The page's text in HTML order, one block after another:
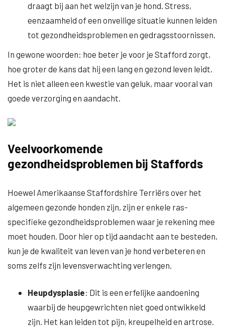
draagt bij aan het welzijn van je hond. Stress,
eenzaamheid of een onveilige situatie kunnen leiden
tot gezondheidsproblemen en gedragsstoornissen.
In gewone woorden: hoe beter je voor je Stafford zorgt,
hoe groter de kans dat hij een lang en gezond leven leidt.
Het is niet alleen een kwestie van geluk, maar vooral van
goede verzorging en aandacht.
Veelvoorkomende
gezondheidsproblemen bij Staffords
Hoewel Amerikaanse Staffordshire Terriërs over het
algemeen gezonde honden zijn, zijn er enkele ras-
specifieke gezondheidsproblemen waar je rekening mee
moet houden. Door hier op tijd aandacht aan te besteden,
kun je de kwaliteit van leven van je hond verbeteren en
soms zelfs zijn levensverwachting verlengen.
Heupdysplasie: Dit is een erfelijke aandoening
waarbij de heupgewrichten niet goed ontwikkeld
zijn. Het kan leiden tot pijn, kreupelheid en artrose.